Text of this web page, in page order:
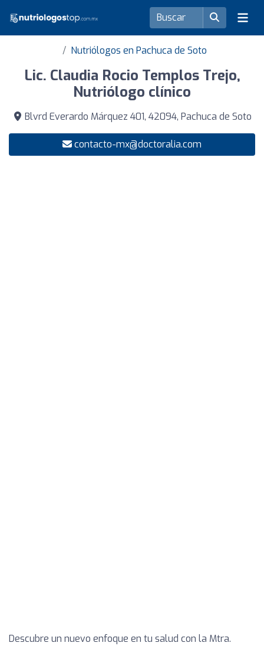
Nutriólogos en Pachuca de Soto
Lic. Claudia Rocio Templos Trejo,
Nutriólogo clínico
Blvrd Everardo Márquez 401, 42094, Pachuca de Soto
contacto-mx@doctoralia.com
Descubre un nuevo enfoque en tu salud con la Mtra.